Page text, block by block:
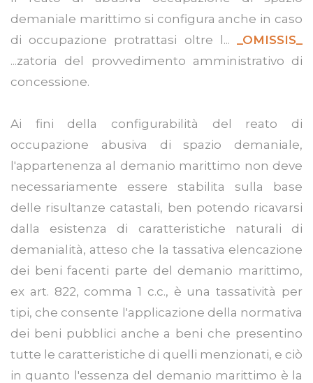
demaniale marittimo si configura anche in caso
di occupazione protrattasi oltre l...
_OMISSIS_
...zatoria del provvedimento amministrativo di
concessione.
Ai fini della configurabilità del reato di
occupazione abusiva di spazio demaniale,
l'appartenenza al demanio marittimo non deve
necessariamente essere stabilita sulla base
delle risultanze catastali, ben potendo ricavarsi
dalla esistenza di caratteristiche naturali di
demanialità, atteso che la tassativa elencazione
dei beni facenti parte del demanio marittimo,
ex art. 822, comma 1 c.c., è una tassatività per
tipi, che consente l'applicazione della normativa
dei beni pubblici anche a beni che presentino
tutte le caratteristiche di quelli menzionati, e ciò
in quanto l'essenza del demanio marittimo è la